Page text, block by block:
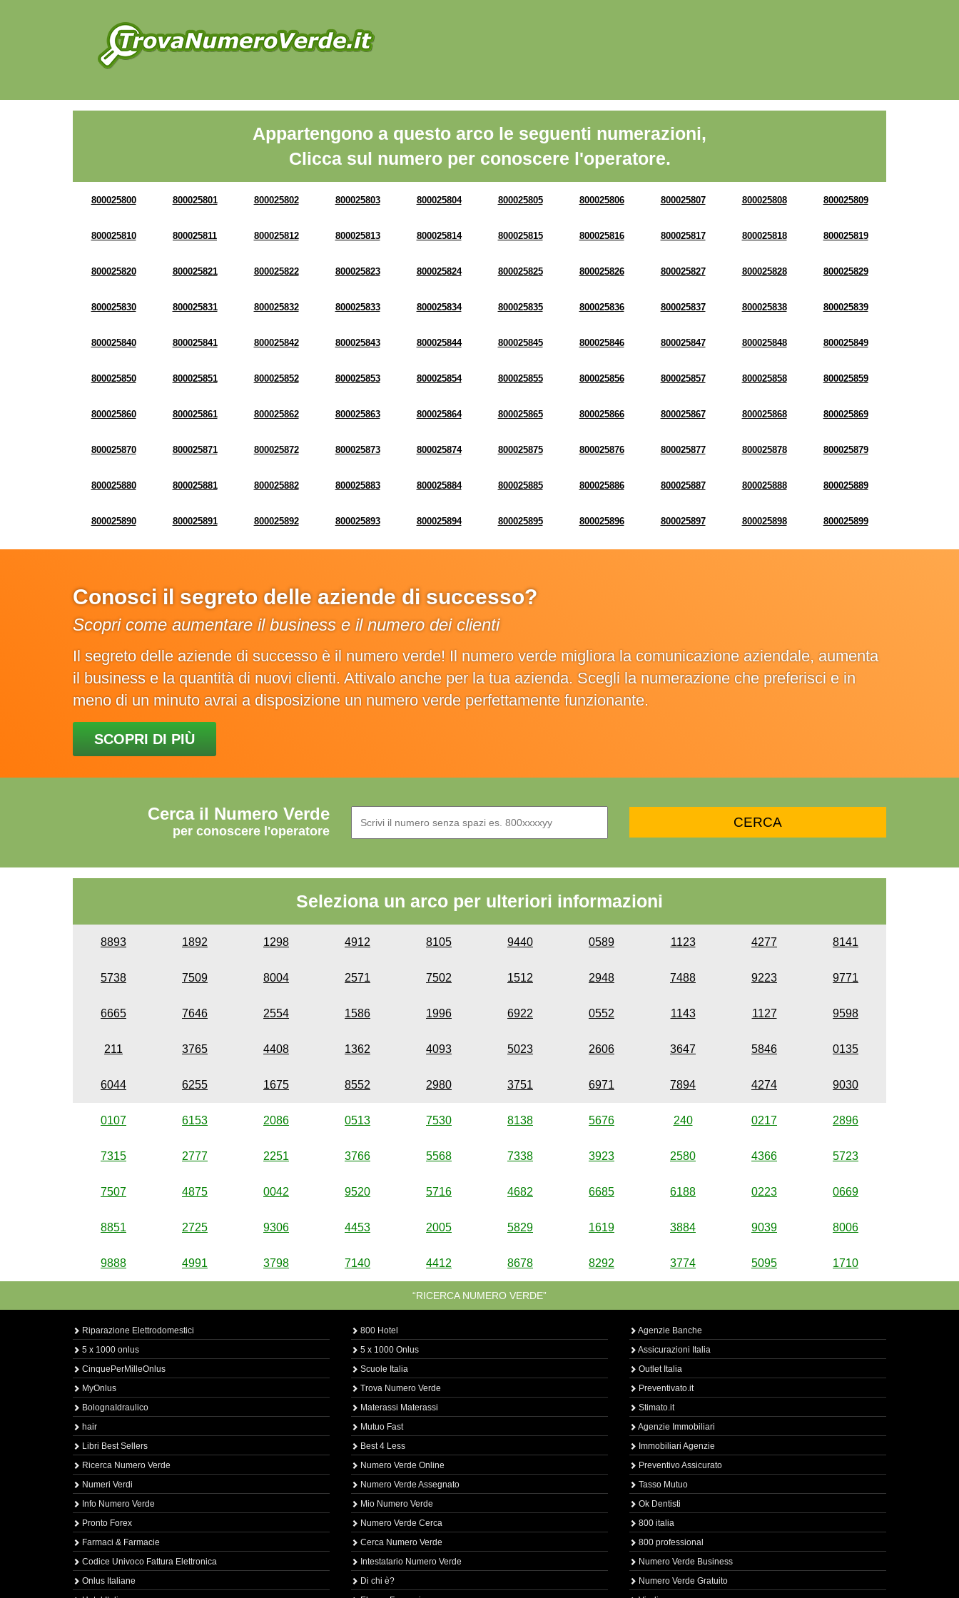
Appartengono a questo arco le seguenti numerazioni,
Clicca sul numero per conoscere l'operatore.
800025800 800025801 800025802 800025803 800025804 800025805 800025806 800025807 800025808 800025809
800025810 800025811 800025812 800025813 800025814 800025815 800025816 800025817 800025818 800025819
800025820 800025821 800025822 800025823 800025824 800025825 800025826 800025827 800025828 800025829
800025830 800025831 800025832 800025833 800025834 800025835 800025836 800025837 800025838 800025839
800025840 800025841 800025842 800025843 800025844 800025845 800025846 800025847 800025848 800025849
800025850 800025851 800025852 800025853 800025854 800025855 800025856 800025857 800025858 800025859
800025860 800025861 800025862 800025863 800025864 800025865 800025866 800025867 800025868 800025869
800025870 800025871 800025872 800025873 800025874 800025875 800025876 800025877 800025878 800025879
800025880 800025881 800025882 800025883 800025884 800025885 800025886 800025887 800025888 800025889
800025890 800025891 800025892 800025893 800025894 800025895 800025896 800025897 800025898 800025899
Conosci il segreto delle aziende di successo?
Scopri come aumentare il business e il numero dei clienti
Il segreto delle aziende di successo è il numero verde! Il numero verde migliora la comunicazione aziendale, aumenta
il business e la quantità di nuovi clienti. Attivalo anche per la tua azienda. Scegli la numerazione che preferisci e in
meno di un minuto avrai a disposizione un numero verde perfettamente funzionante.
SCOPRI DI PIÙ
Cerca il Numero Verde
per conoscere l'operatore
Seleziona un arco per ulteriori informazioni
8893 1892 1298 4912 8105 9440 0589 1123 4277 8141
5738 7509 8004 2571 7502 1512 2948 7488 9223 9771
6665 7646 2554 1586 1996 6922 0552 1143 1127 9598
211 3765 4408 1362 4093 5023 2606 3647 5846 0135
6044 6255 1675 8552 2980 3751 6971 7894 4274 9030
0107 6153 2086 0513 7530 8138 5676 240 0217 2896
7315 2777 2251 3766 5568 7338 3923 2580 4366 5723
7507 4875 0042 9520 5716 4682 6685 6188 0223 0669
8851 2725 9306 4453 2005 5829 1619 3884 9039 8006
9888 4991 3798 7140 4412 8678 8292 3774 5095 1710
“RICERCA NUMERO VERDE”
Riparazione Elettrodomestici
5 x 1000 onlus
CinquePerMilleOnlus
MyOnlus
BolognaIdraulico
hair
Libri Best Sellers
Ricerca Numero Verde
Numeri Verdi
Info Numero Verde
Pronto Forex
Farmaci & Farmacie
Codice Univoco Fattura Elettronica
Onlus Italiane
800 Hotel
5 x 1000 Onlus
Scuole Italia
Trova Numero Verde
Materassi Materassi
Mutuo Fast
Best 4 Less
Numero Verde Online
Numero Verde Assegnato
Mio Numero Verde
Numero Verde Cerca
Cerca Numero Verde
Intestatario Numero Verde
Di chi è?
Agenzie Banche
Assicurazioni Italia
Outlet Italia
Preventivato.it
Stimato.it
Agenzie Immobiliari
Immobiliari Agenzie
Preventivo Assicurato
Tasso Mutuo
Ok Dentisti
800 italia
800 professional
Numero Verde Business
Numero Verde Gratuito